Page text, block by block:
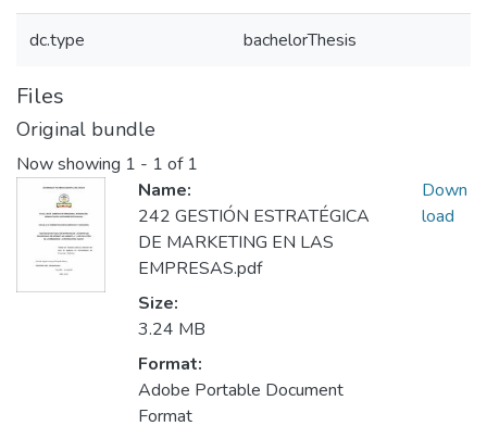
dc.type bachelorThesis
Files
Original bundle
Now showing 1 - 1 of 1
Name:
242 GESTIÓN ESTRATÉGICA
DE MARKETING EN LAS
EMPRESAS.pdf
Size:
3.24 MB
Format:
Adobe Portable Document
Format
Down
load